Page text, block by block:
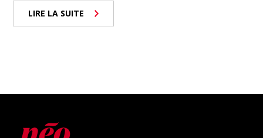
LIRE LA SUITE